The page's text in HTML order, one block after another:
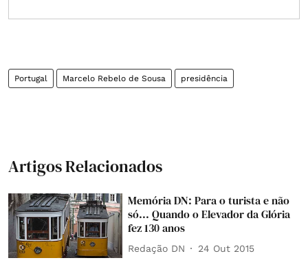
Portugal Marcelo Rebelo de Sousa presidência
Artigos Relacionados
Memória DN: Para o turista e não
só... Quando o Elevador da Glória
fez 130 anos
Redação DN 24 Out 2015